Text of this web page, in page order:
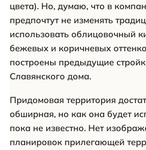
цвета). Но, думаю, что в
предпочтут не изменять
использовать облицовочный
бежевых и коричневых
построены предыдущие
Славянского дома.
Придомовая территория
обширная, но как она будет
пока не известно. Нет
планировок прилегающей